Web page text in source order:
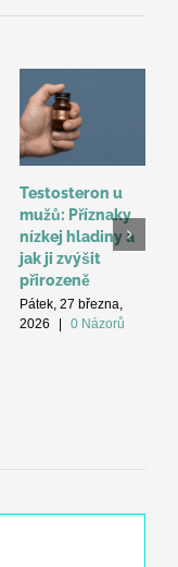
Testosteron u
mužů: Příznaky
nízkej hladiny a
jak ji zvýšit
přirozeně
Pátek, 27 března,
2026
0 Názorů